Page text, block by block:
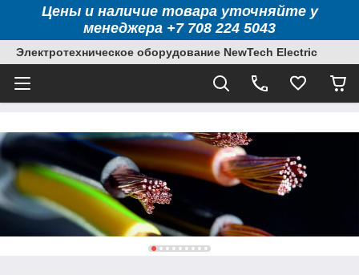
Цены и наличие товара уточняйте у
менеджера +7 708 224 5043
Электротехническое оборудование NewTech Electric